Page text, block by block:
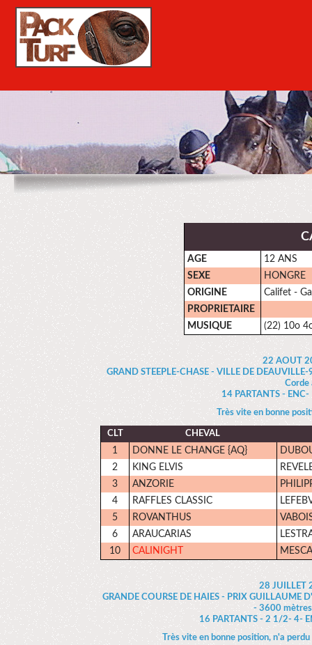
AGE
12 ANS
SEXE
HONGRE
ORIGINE
Califet -
PROPRIETAIRE
MUSIQUE
(22) 10o
22 AOUT
GRAND STEEPLE-CHASE - VILLE DE
Corde
14 PARTANTS -
Très vite en bonne
CLT CHEVAL
1 DONNE LE CHANGE {AQ}
2
KING ELVIS
3
ANZORIE
4
RAFFLES CLASSIC
5
ROVANTHUS
6
ARAUCARIAS
10
CALINIGHT
28 JUILLET
GRANDE COURSE DE HAIES - PRIX
- 3600
16 PARTANTS - 2 1/2- 4-
Très vite en bonne position, n'a